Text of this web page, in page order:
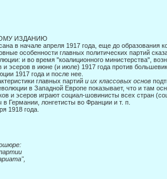
ИЗДАНИЮ
в начале апреля 1917 года, еще до образования
особенности глав­ных политических партий
и во время "коалиционного министерства",
эсеров в июне (и июле) 1917 года против
1917 года и после нее.
главных партий и их классовых основ
в Западной Ев­ропе показывает, что и там
и эсеров играют социал-шовинисты всех стран
в Германии, лонгетисты во Франции и т. п.
1918 года.